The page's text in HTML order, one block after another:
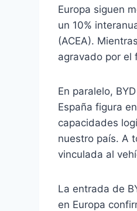
Europa siguen
un 10%
(ACEA).
agravado por el
En paralelo,
España figura
capacidades
nuestro país. A
vinculada al
La entrada de
en Europa